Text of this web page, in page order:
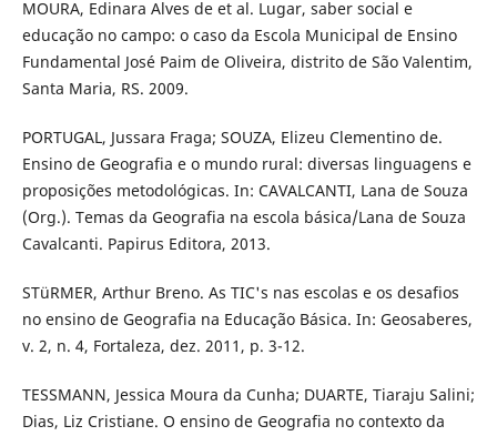
MOURA, Edinara Alves de et al. Lugar, saber social e
educação no campo: o caso da Escola Municipal de Ensino
Fundamental José Paim de Oliveira, distrito de São Valentim,
Santa Maria, RS. 2009.
PORTUGAL, Jussara Fraga; SOUZA, Elizeu Clementino de.
Ensino de Geografia e o mundo rural: diversas linguagens e
proposições metodológicas. In: CAVALCANTI, Lana de Souza
(Org.). Temas da Geografia na escola básica/Lana de Souza
Cavalcanti. Papirus Editora, 2013.
STüRMER, Arthur Breno. As TIC's nas escolas e os desafios
no ensino de Geografia na Educação Básica. In: Geosaberes,
v. 2, n. 4, Fortaleza, dez. 2011, p. 3-12.
TESSMANN, Jessica Moura da Cunha; DUARTE, Tiaraju Salini;
Dias, Liz Cristiane. O ensino de Geografia no contexto da